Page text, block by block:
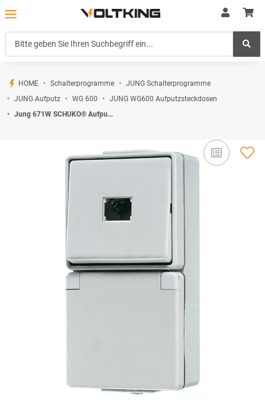
HOME Schalterprogramme
JUNG Schalterprogramme
JUNG Aufputz
WG 600
JUNG WG600 Aufputzsteckdosen
Jung 671W SCHUKO® Aufputz Steckdose mit Taster Serie WG